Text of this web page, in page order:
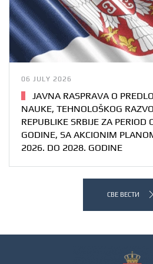
06 JULY 2026
JAVNA RASPRAVA O
NAUKE, TEHNOLOŠKOG
REPUBLIKE SRBIJE ZA
GODINE, SA AKCIONIM
2026. DO 2028. GODINE
СВЕ ВЕСТИ